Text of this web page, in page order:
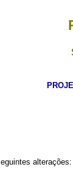
alterações: